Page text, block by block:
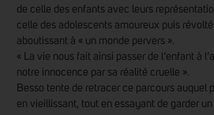
de celle des enfants avec leurs
celle des adolescents amoureux puis
aboutissant à « un monde pervers ».
« La vie nous fait ainsi passer de l’enfant à
notre innocence par sa réalité cruelle ».
Besso tente de retracer ce parcours auquel
en vieillissant, tout en essayant de garder